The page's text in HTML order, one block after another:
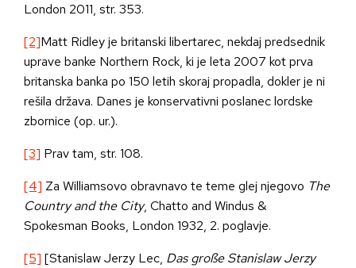
London 2011, str. 353.
[2]Matt Ridley je britanski libertarec, nekdaj predsednik
uprave banke Northern Rock, ki je leta 2007 kot prva
britanska banka po 150 letih skoraj propadla, dokler je ni
rešila država. Danes je konservativni poslanec lordske
zbornice (op. ur.).
[3] Prav tam, str. 108.
[4] Za Williamsovo obravnavo te teme glej njegovo The
Country and the City, Chatto and Windus &
Spokesman Books, London 1932, 2. poglavje.
[5] [Stanislaw Jerzy Lec, Das große Stanislaw Jerzy